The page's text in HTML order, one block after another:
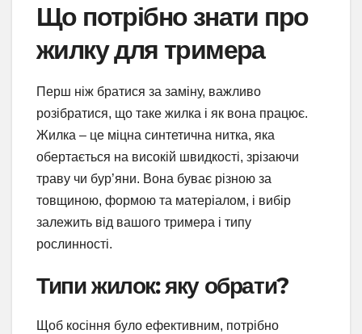
Що потрібно знати про
жилку для тримера
Перш ніж братися за заміну, важливо
розібратися, що таке жилка і як вона працює.
Жилка – це міцна синтетична нитка, яка
обертається на високій швидкості, зрізаючи
траву чи бур’яни. Вона буває різною за
товщиною, формою та матеріалом, і вибір
залежить від вашого тримера і типу
рослинності.
Типи жилок: яку обрати?
Щоб косіння було ефективним, потрібно